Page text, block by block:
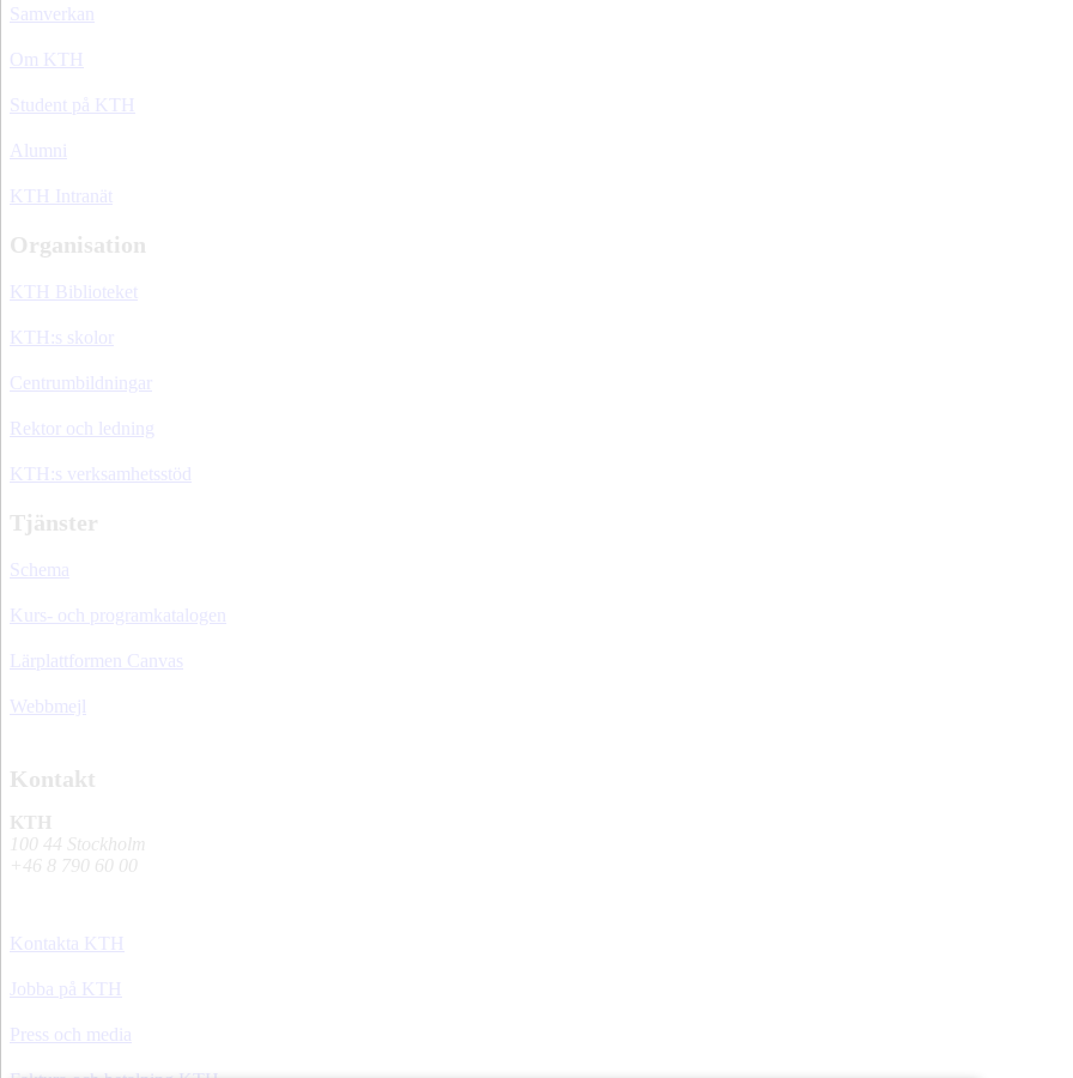
Samverkan
Om KTH
Student på KTH
Alumni
KTH Intranät
Organisation
KTH Biblioteket
KTH:s skolor
Centrumbildningar
Rektor och ledning
KTH:s verksamhetsstöd
Tjänster
Schema
Kurs- och programkatalogen
Lärplattformen Canvas
Webbmejl
Kontakt
KTH
100 44 Stockholm
+46 8 790 60 00
Kontakta KTH
Jobba på KTH
Press och media